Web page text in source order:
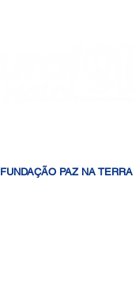
FUNDAÇÃO PAZ NA TERRA